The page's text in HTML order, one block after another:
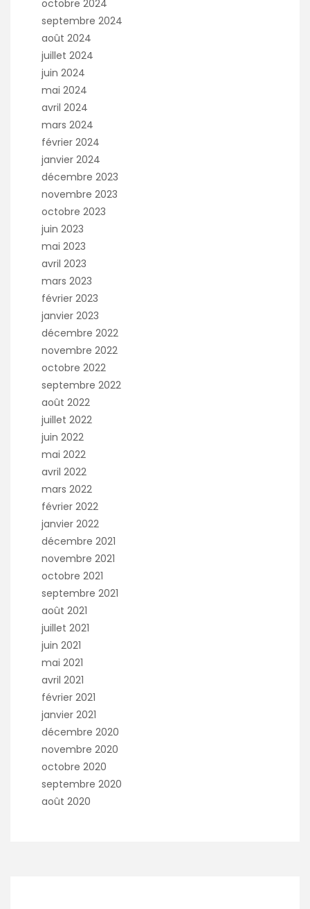
octobre 2024
septembre 2024
août 2024
juillet 2024
juin 2024
mai 2024
avril 2024
mars 2024
février 2024
janvier 2024
décembre 2023
novembre 2023
octobre 2023
juin 2023
mai 2023
avril 2023
mars 2023
février 2023
janvier 2023
décembre 2022
novembre 2022
octobre 2022
septembre 2022
août 2022
juillet 2022
juin 2022
mai 2022
avril 2022
mars 2022
février 2022
janvier 2022
décembre 2021
novembre 2021
octobre 2021
septembre 2021
août 2021
juillet 2021
juin 2021
mai 2021
avril 2021
février 2021
janvier 2021
décembre 2020
novembre 2020
octobre 2020
septembre 2020
août 2020